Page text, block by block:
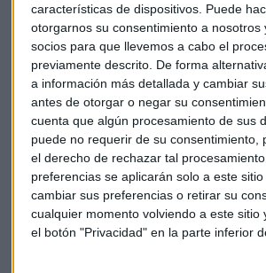
características de dispositivos. Puede
otorgarnos su consentimiento a nosotros
socios para que llevemos a cabo el
previamente descrito. De forma
a información más detallada y cambiar
antes de otorgar o negar su
cuenta que algún procesamiento de sus
puede no requerir de su consentimiento,
el derecho de rechazar tal
preferencias se aplicarán solo a este
cambiar sus preferencias o retirar su
cualquier momento volviendo a este sitio
el botón "Privacidad" en la parte inferior
El Minuto de Oro
En su Minuto de Oro, Roberto Moro
italianoMIB y t ambién sugiere elbono
buena opción por coste de oportunidad.
actual es un soporte importante donde
en octubre de 2023. El analista prefiere
valores específicos delIbex 35en este
el mercado está demasiado revuelto y
esperar a conocer el dato de inflación de
Escucha todos sus argumentos aquí: